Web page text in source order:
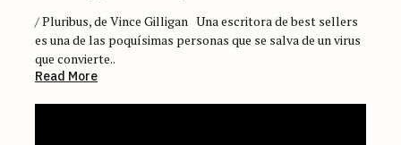
/ Pluribus, de Vince Gilligan Una escritora de best sellers
es una de las poquísimas personas que se salva de un virus
que convierte..
Read More